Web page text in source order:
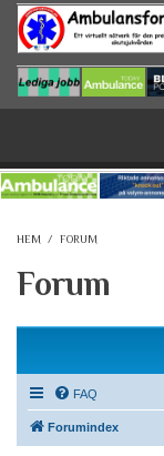
Hoppa till huvudinnehåll
HEM / FORUM
Forum